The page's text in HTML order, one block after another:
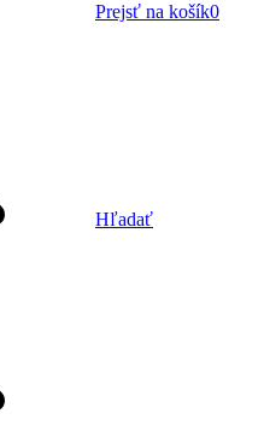
Prejsť na košík0
Hľadať